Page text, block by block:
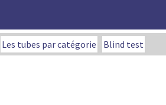
Les tubes par catégorie Blind test